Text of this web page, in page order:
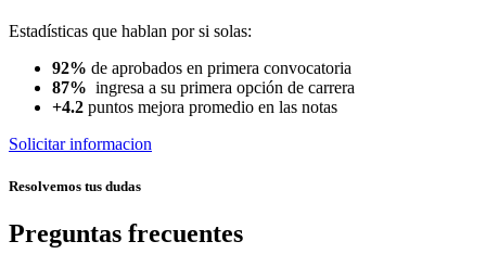
Estadísticas que hablan por si solas:
92% de aprobados en primera convocatoria
87% ingresa a su primera opción de carrera
+4.2 puntos mejora promedio en las notas
Solicitar informacion
Resolvemos tus dudas
Preguntas frecuentes